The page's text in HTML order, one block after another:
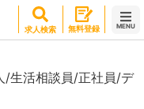
求人検索 無料登録 MENU
/生活相談員/正社員/デ